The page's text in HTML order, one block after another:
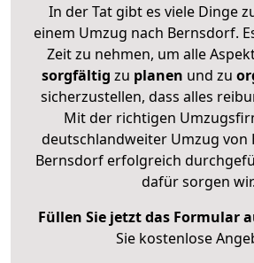
In der Tat gibt es viele Dinge
einem Umzug nach Bernsdorf.
Zeit zu nehmen, um alle
sorgfältig zu planen und zu
sicherzustellen, dass alles
Mit der richtigen
deutschlandweiter Umzug von
Bernsdorf erfolgreich
dafür sorgen wir.
Füllen Sie jetzt das Formular
Sie kostenlose